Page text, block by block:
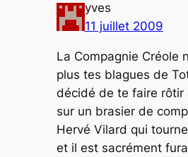
yves
11 juillet 2009
La Compagnie Créole
plus tes blagues de
décidé de te faire rôtir
sur un brasier de
Hervé Vilard qui
et il est sacrément